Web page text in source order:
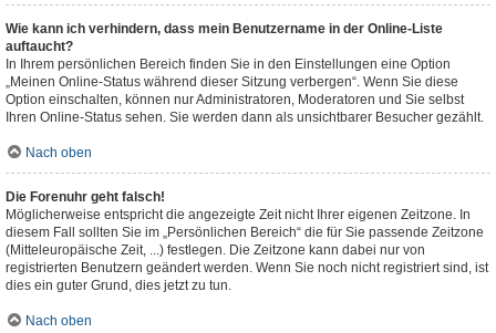
Wie kann ich verhindern, dass mein Benutzername in der Online-Liste
auftaucht?
In Ihrem persönlichen Bereich finden Sie in den Einstellungen eine Option
„Meinen Online-Status während dieser Sitzung verbergen“. Wenn Sie diese
Option einschalten, können nur Administratoren, Moderatoren und Sie selbst
Ihren Online-Status sehen. Sie werden dann als unsichtbarer Besucher gezählt.
Nach oben
Die Forenuhr geht falsch!
Möglicherweise entspricht die angezeigte Zeit nicht Ihrer eigenen Zeitzone. In
diesem Fall sollten Sie im „Persönlichen Bereich“ die für Sie passende Zeitzone
(Mitteleuropäische Zeit, ...) festlegen. Die Zeitzone kann dabei nur von
registrierten Benutzern geändert werden. Wenn Sie noch nicht registriert sind, ist
dies ein guter Grund, dies jetzt zu tun.
Nach oben